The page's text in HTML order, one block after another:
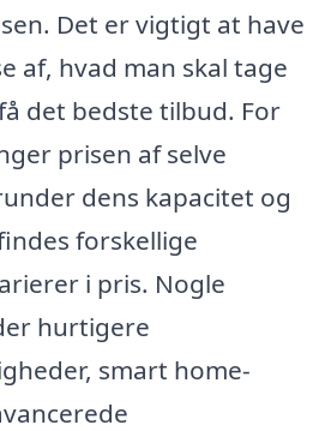
Det er vigtigt at have
af, hvad man skal tage
det bedste tilbud. For
prisen af selve
dens kapacitet og
forskellige
i pris. Nogle
hurtigere
smart home-